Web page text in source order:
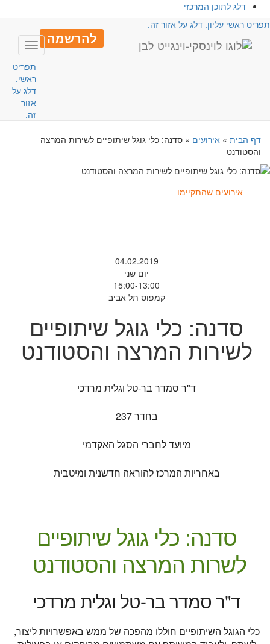
דלג לתוכן המרכזי
ראשי עליון. דלג על אזור זה.
להרשמה
Toggle
תפריט
ראשי.
דלג על
אזור
זה.
דף הבית» אירועים» סדנה: כלי גוגל שיתופיים לשירות המרצה
והסטודנט
אירועים שהתקיימו
04.02.2019
יום שני
15:00-13:00
קמפוס תל אביב
סדנה: כלי גוגל שיתופיים
לשירות המרצה והסטודנט
ד"ר סמדר בר-טל וגלית מרדכי
בחדר 237
מיועד לחברי הסגל האקדמי
באחריות המרכז להוראה חדשנית ומיטבית
סדנה: כלי גוגל שיתופיים
לשרות המרצה והסטודנט
ד"ר סמדר בר-טל וגלית מרדכי
כלי הגוגל השיתופיים חוללו מהפכה של ממש באפשרויות ליצור,